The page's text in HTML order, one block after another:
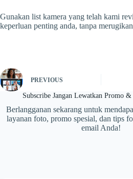
Gunakan list kamera yang telah kami
keperluan penting anda, tanpa
PREVIOUS
Subscribe Jangan Lewatkan Promo
Berlangganan sekarang untuk
layanan foto, promo spesial, dan tips
email Anda!